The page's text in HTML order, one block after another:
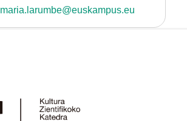
maria.larumbe@euskampus.eu